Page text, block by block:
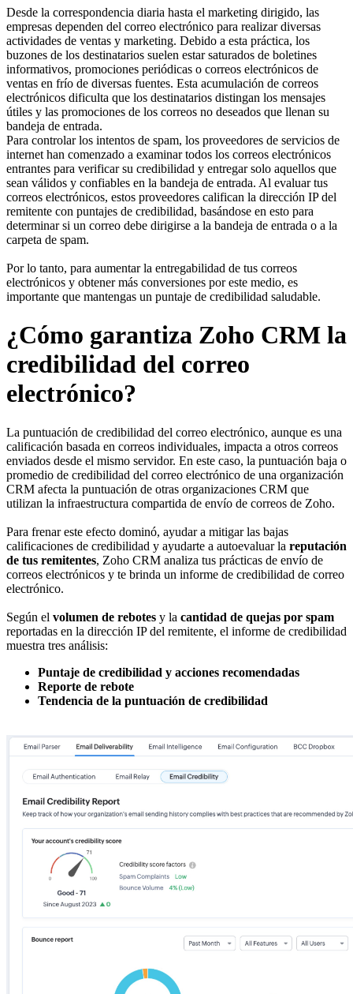
Desde la correspondencia diaria hasta el marketing dirigido, las
empresas dependen del correo electrónico para realizar diversas
actividades de ventas y marketing. Debido a esta práctica, los
buzones de los destinatarios suelen estar saturados de boletines
informativos, promociones periódicas o correos electrónicos de
ventas en frío de diversas fuentes. Esta acumulación de correos
electrónicos dificulta que los destinatarios distingan los mensajes
útiles y las promociones de los correos no deseados que llenan su
bandeja de entrada.
Para controlar los intentos de spam, los proveedores de servicios de
internet han comenzado a examinar todos los correos electrónicos
entrantes para verificar su credibilidad y entregar solo aquellos que
sean válidos y confiables en la bandeja de entrada. Al evaluar tus
correos electrónicos, estos proveedores califican la dirección IP del
remitente con puntajes de credibilidad, basándose en esto para
determinar si un correo debe dirigirse a la bandeja de entrada o a la
carpeta de spam.
Por lo tanto, para aumentar la entregabilidad de tus correos
electrónicos y obtener más conversiones por este medio, es
importante que mantengas un puntaje de credibilidad saludable.
¿Cómo garantiza Zoho CRM la
credibilidad del correo
electrónico?
La puntuación de credibilidad del correo electrónico, aunque es una
calificación basada en correos individuales, impacta a otros correos
enviados desde el mismo servidor. En este caso, la puntuación baja o
promedio de credibilidad del correo electrónico de una organización
CRM afecta la puntuación de otras organizaciones CRM que
utilizan la infraestructura compartida de envío de correos de Zoho.
Para frenar este efecto dominó, ayudar a mitigar las bajas
calificaciones de credibilidad y ayudarte a autoevaluar la reputación
de tus remitentes, Zoho CRM analiza tus prácticas de envío de
correos electrónicos y te brinda un informe de credibilidad de correo
electrónico.
Según el volumen de rebotes y la cantidad de quejas por spam
reportadas en la dirección IP del remitente, el informe de credibilidad
muestra tres análisis:
Puntaje de credibilidad y acciones recomendadas
Reporte de rebote
Tendencia de la puntuación de credibilidad